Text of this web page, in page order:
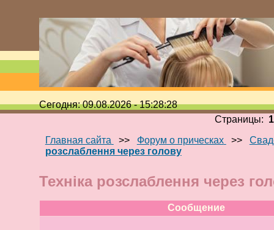
Сегодня: 09.08.2026 - 15:28:28
Страницы: 1
Главная сайта
>> Форум о прическах >>
розслаблення через голову
Техніка розслаблення через
Сообщение